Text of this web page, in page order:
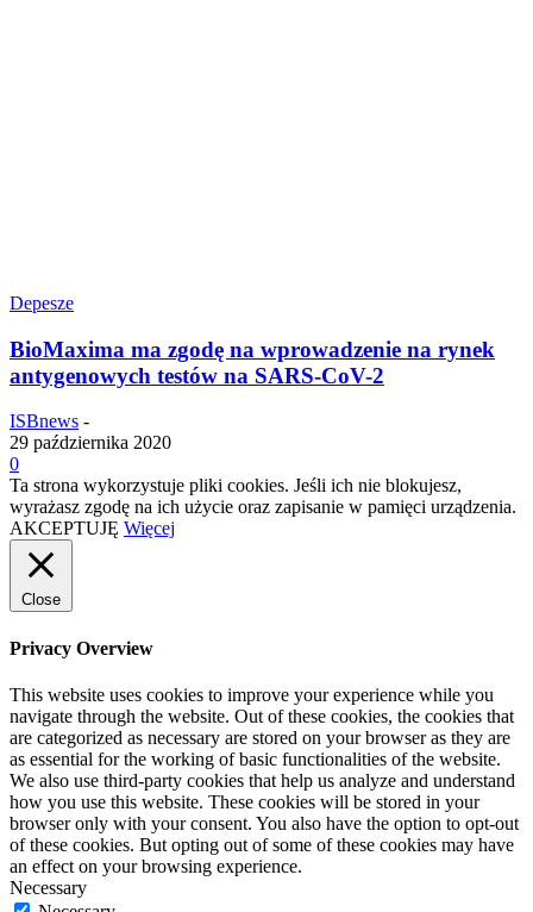
Depesze
BioMaxima ma zgodę na wprowadzenie na rynek
antygenowych testów na SARS-CoV-2
ISBnews -
29 października 2020
0
Ta strona wykorzystuje pliki cookies. Jeśli ich nie blokujesz,
wyrażasz zgodę na ich użycie oraz zapisanie w pamięci urządzenia.
AKCEPTUJĘ Więcej
Close
Privacy Overview
This website uses cookies to improve your experience while you
navigate through the website. Out of these cookies, the cookies that
are categorized as necessary are stored on your browser as they are
as essential for the working of basic functionalities of the website.
We also use third-party cookies that help us analyze and understand
how you use this website. These cookies will be stored in your
browser only with your consent. You also have the option to opt-out
of these cookies. But opting out of some of these cookies may have
an effect on your browsing experience.
Necessary